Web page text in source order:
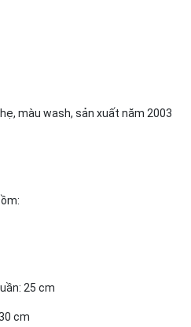
màu wash, sản xuất năm 2003
25 cm
cm